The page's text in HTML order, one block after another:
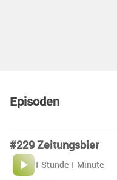
Episoden
#229 Zeitungsbier
1 Stunde 1 Minute